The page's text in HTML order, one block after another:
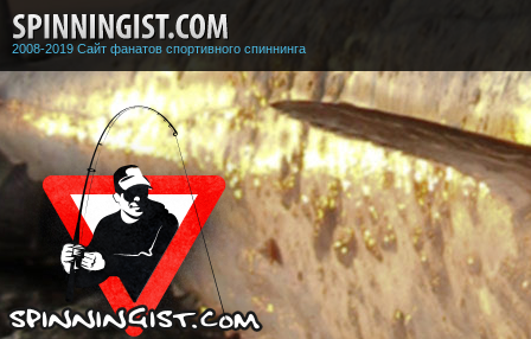
2008-2019 Сайт фанатов спортивного спиннинга